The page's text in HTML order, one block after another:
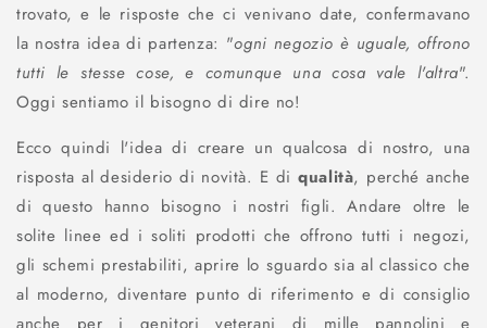
trovato, e le risposte che ci venivano date, confermavano
la nostra idea di partenza: "ogni negozio è uguale, offrono
tutti le stesse cose, e comunque una cosa vale l'altra".
Oggi sentiamo il bisogno di dire no!
Ecco quindi l'idea di creare un qualcosa di nostro, una
risposta al desiderio di novità. E diqualità, perché anche
di questo hanno bisogno i nostri figli. Andare oltre le
solite linee ed i soliti prodotti che offrono tutti i negozi,
gli schemi prestabiliti, aprire lo sguardo sia al classico che
al moderno, diventare punto di riferimento e di consiglio